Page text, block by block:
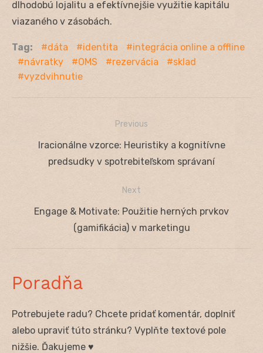
dlhodobú lojalitu a efektívnejšie využitie kapitálu
viazaného v zásobách.
Tag: dáta identita
integrácia online a offline
návratky
OMS rezervácia
sklad
vyzdvihnutie
Navigácia
Previous
PreviousIracionálne vzorce: Heuristiky a kognitívne
predsudky v spotrebiteľskom správaní
Next
NextEngage & Motivate: Použitie herných prvkov
(gamifikácia) v marketingu
Poradňa
Potrebujete radu? Chcete pridať komentár, doplniť
alebo upraviť túto stránku? Vyplňte textové pole
nižšie. Ďakujeme ♥